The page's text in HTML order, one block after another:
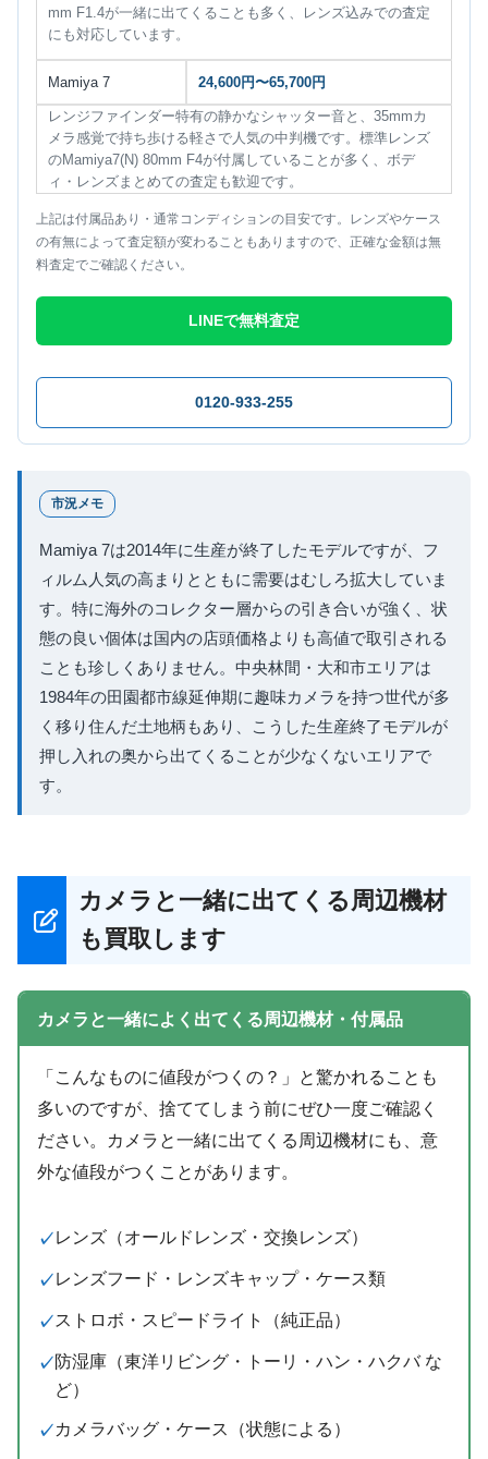
mm F1.4が一緒に出てくることも多く、レンズ込みでの査定
にも対応しています。
Mamiya 7 24,600円〜65,700円
レンジファインダー特有の静かなシャッター音と、35mmカ
メラ感覚で持ち歩ける軽さで人気の中判機です。標準レンズ
のMamiya7(N) 80mm F4が付属していることが多く、ボデ
ィ・レンズまとめての査定も歓迎です。
上記は付属品あり・通常コンディションの目安です。レンズやケース
の有無によって査定額が変わることもありますので、正確な金額は無
料査定でご確認ください。
LINEで無料査定
0120-933-255
市況メモ
Mamiya 7は2014年に生産が終了したモデルですが、フ
ィルム人気の高まりとともに需要はむしろ拡大していま
す。特に海外のコレクター層からの引き合いが強く、状
態の良い個体は国内の店頭価格よりも高値で取引される
ことも珍しくありません。中央林間・大和市エリアは
1984年の田園都市線延伸期に趣味カメラを持つ世代が多
く移り住んだ土地柄もあり、こうした生産終了モデルが
押し入れの奥から出てくることが少なくないエリアで
す。
カメラと一緒に出てくる周辺機材
も買取します
カメラと一緒によく出てくる周辺機材・付属品
「こんなものに値段がつくの？」と驚かれることも
多いのですが、捨ててしまう前にぜひ一度ご確認く
ださい。カメラと一緒に出てくる周辺機材にも、意
外な値段がつくことがあります。
レンズ（オールドレンズ・交換レンズ）
レンズフード・レンズキャップ・ケース類
ストロボ・スピードライト（純正品）
防湿庫（東洋リビング・トーリ・ハン・ハクバ な
ど）
カメラバッグ・ケース（状態による）